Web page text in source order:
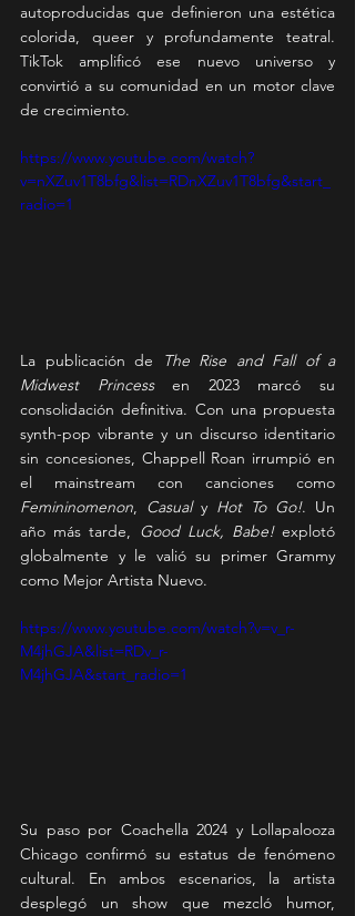
autoproducidas que definieron una estética
colorida, queer y profundamente teatral.
TikTok amplificó ese nuevo universo y
convirtió a su comunidad en un motor clave
de crecimiento.
https://www.youtube.com/watch?
v=nXZuv1T8bfg&list=RDnXZuv1T8bfg&start_
radio=1
La publicación de
The Rise and Fall of a
Midwest Princess en 2023 marcó su
consolidación definitiva. Con una propuesta
synth-pop vibrante y un discurso identitario
sin concesiones, Chappell Roan irrumpió en
Femininomenon
Casual y Hot To Go!. Un
año más tarde, Good Luck, Babe! explotó
globalmente y le valió su primer Grammy
como Mejor Artista Nuevo.
https://www.youtube.com/watch?v=v_r-
M4jhGJA&list=RDv_r-
M4jhGJA&start_radio=1
Su paso por Coachella 2024 y Lollapalooza
Chicago confirmó su estatus de fenómeno
cultural. En ambos escenarios, la artista
desplegó un show que mezcló humor,